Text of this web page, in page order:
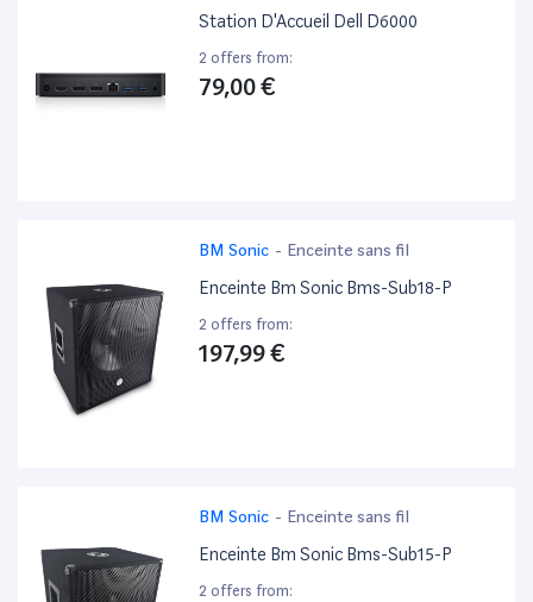
Station D'Accueil Dell D6000
2 offers from:
79,00 €
BM Sonic - Enceinte sans fil
Enceinte Bm Sonic Bms-Sub18-P
2 offers from:
197,99 €
BM Sonic - Enceinte sans fil
Enceinte Bm Sonic Bms-Sub15-P
2 offers from: